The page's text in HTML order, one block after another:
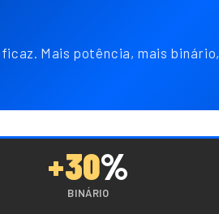
Mais potência, mais binário,
+30%
BINÁRIO